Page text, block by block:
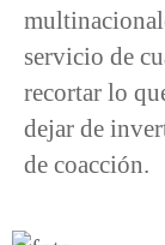
servicio de
recortar lo
dejar de
de coacción.